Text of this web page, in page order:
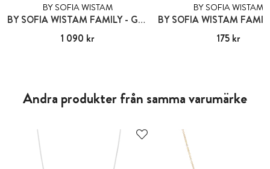
BY SOFIA WISTAM
BY SOFIA WISTAM FAMILY - GULDHALSBAND
Pris :1 090 kr
1 090 kr
BY SOFIA WISTAM
Pris:175 kr
175 kr
Andra produkter från samma varumärke